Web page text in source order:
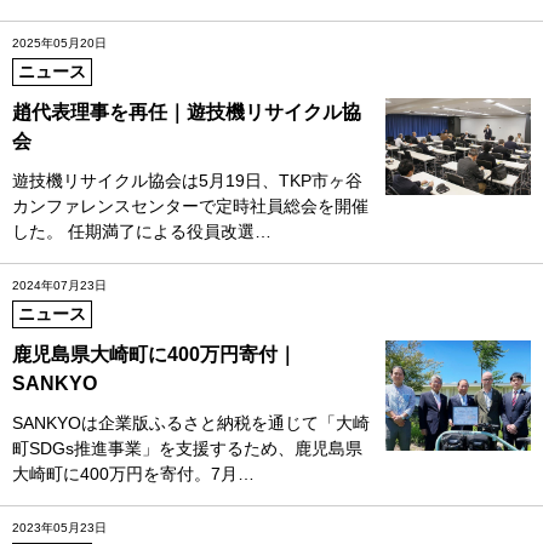
2025年05月20日
ニュース
趙代表理事を再任｜遊技機リサイクル協
会
遊技機リサイクル協会は5月19日、TKP市ヶ谷
カンファレンスセンターで定時社員総会を開催
した。 任期満了による役員改選…
2024年07月23日
ニュース
鹿児島県大崎町に400万円寄付｜
SANKYO
SANKYOは企業版ふるさと納税を通じて「大崎
町SDGs推進事業」を支援するため、鹿児島県
大崎町に400万円を寄付。7月…
2023年05月23日